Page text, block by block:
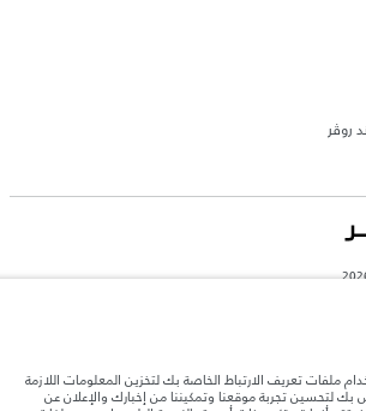
روڤر
السيارة القياسية. سوف تؤثر الإكسسوارات وغيرها من
في الحمولة. تأكد من عدم تجاوز الوزن الإجمالي للسيارة
ملفات تعريف الارتباط الخاصة بك لتخزين المعلومات اللازمة
بك لتحسين تجربة موقعنا وتمكيننا من إخبارك والإعلان عن